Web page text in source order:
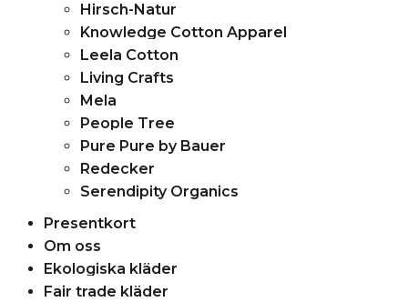
Hirsch-Natur
Knowledge Cotton Apparel
Leela Cotton
Living Crafts
Mela
People Tree
Pure Pure by Bauer
Redecker
Serendipity Organics
Presentkort
Om oss
Ekologiska kläder
Fair trade kläder